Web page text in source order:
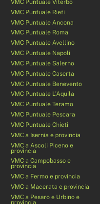
VMC Puntuale Viterbo
VMC Puntuale Rieti
VMC Puntuale Ancona
VMC Puntuale Roma
VMC Puntuale Avellino
VMC Puntuale Napoli
VMC Puntuale Salerno
VMC Puntuale Caserta
VMC Puntuale Benevento
VMC Puntuale L’Aquila
VMC Puntuale Teramo
VMC Puntuale Pescara
VMC Puntuale Chieti
VMC a Isernia e provincia
VMC a Ascoli Piceno e
provincia
VMC a Campobasso e
provincia
VMC a Fermo e provincia
VMC a Macerata e provincia
VMC a Pesaro e Urbino e
provincia